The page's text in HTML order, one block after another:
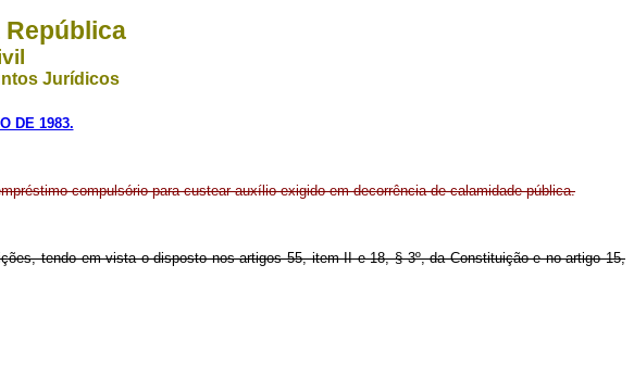
República
Jurídicos
DE 1983.
compulsório para custear auxílio exigido em decorrência de calamidade pública.
tendo em vista o disposto nos artigos 55, item II e 18, § 3º, da Constituição e no artigo 15,